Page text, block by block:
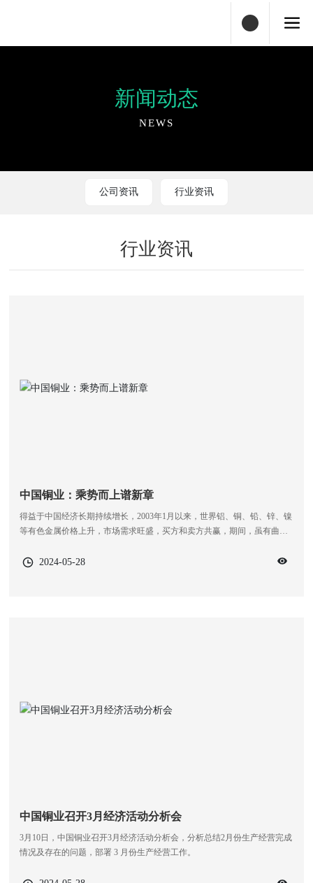
新闻动态
NEWS
公司资讯 行业资讯
行业资讯
中国铜业：乘势而上谱新章
得益于中国经济长期持续增长，2003年1月以来，世界铝、铜、铅、锌、镍
等有色金属价格上升，市场需求旺盛，买方和卖方共赢，期间，虽有曲折
有限公司(以下简称“中国铜业”)在这样的利好情况下，于2008年8月25日成
2024-05-28
中国铜业召开3月经济活动分析会
3月10日，中国铜业召开3月经济活动分析会，分析总结2月份生产经营完成
情况及存在的问题，部署 3 月份生产经营工作。